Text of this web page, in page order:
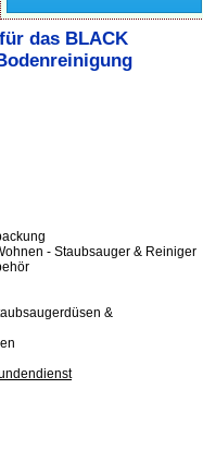
das BLACK
- Staubsauger & Reiniger
&